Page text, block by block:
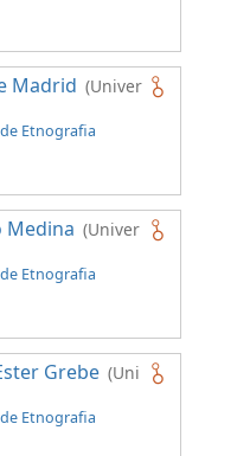
Madrid (Univer
Etnografia
Medina (Univer
Etnografia
Grebe (Uni
Etnografia